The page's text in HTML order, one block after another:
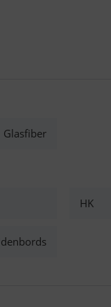
Glasfiber
HK